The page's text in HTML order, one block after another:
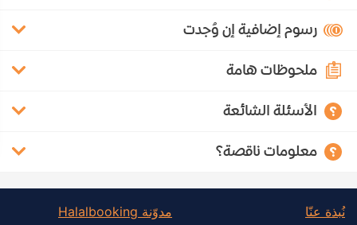
رسوم إضافية إن وُجدت
ملحوظات هامة
الأسئلة الشائعة
معلومات ناقصة؟
نُبذة عنّا
مدوّنة Halalbooking